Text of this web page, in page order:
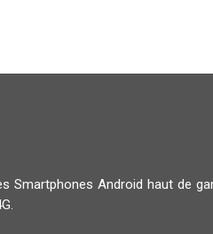
Android haut de